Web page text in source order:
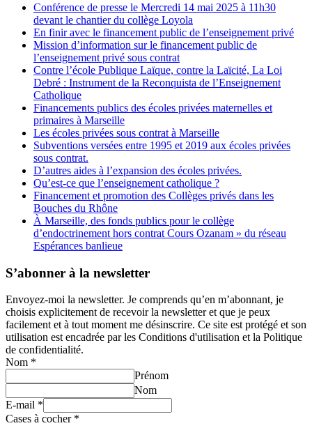
Conférence de presse le Mercredi 14 mai 2025 à 11h30
devant le chantier du collège Loyola
En finir avec le financement public de l’enseignement privé
Mission d’information sur le financement public de
l’enseignement privé sous contrat
Contre l’école Publique Laïque, contre la Laïcité, La Loi
Debré : Instrument de la Reconquista de l’Enseignement
Catholique
Financements publics des écoles privées maternelles et
primaires à Marseille
Les écoles privées sous contrat à Marseille
Subventions versées entre 1995 et 2019 aux écoles privées
sous contrat.
D’autres aides à l’expansion des écoles privées.
Qu’est-ce que l’enseignement catholique ?
Financement et promotion des Collèges privés dans les
Bouches du Rhône
À Marseille, des fonds publics pour le collège
d’endoctrinement hors contrat Cours Ozanam » du réseau
Espérances banlieue
S’abonner à la newsletter
Envoyez-moi la newsletter. Je comprends qu’en m’abonnant, je
choisis explicitement de recevoir la newsletter et que je peux
facilement et à tout moment me désinscrire. Ce site est protégé et son
utilisation est encadrée par les Conditions d'utilisation et la Politique
de confidentialité.
Nom *
Prénom
Nom
E-mail *
Cases à cocher *